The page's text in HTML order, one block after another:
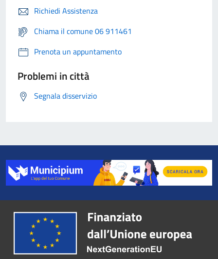
Richiedi Assistenza
Chiama il comune 06 911461
Prenota un appuntamento
Problemi in città
Segnala disservizio